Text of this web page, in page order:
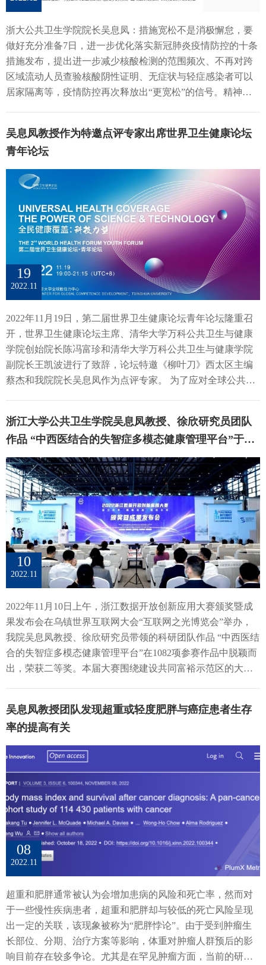
病诊断试剂与疫苗工程技术研究中心发展思路指导下，在学
院建设方面取得的成果；西安交通大学庄贵华教授分享了西
安交大以师资队伍建设为核心，以学科交叉和校地融合为
翼，推动高水平公共卫生学院建设的思路；山东大学孙强教
授分享了在面对学院规模小、科研项目“多小散”、缺乏高层
次学科带头人的学困境时，如何开展科研团队建设。 詹思延
教授作学院建设交流报告王建明教授作学院建设交流报告杨
维中教授作学院建设交流报告夏敏教授作学院建设交流报告
葛胜祥教授作学院建设交流报告庄贵华教授作学院建设交流
学朱善宽教授主持开展了第一场嘉宾讨论。与会嘉宾围绕如
何面对多学科交叉融合创新型公共卫生前沿研究的机遇与挑
战、如何在院内推动不同学科的交流合作、如何针对重大公
共卫生问题开展跨学科团队合作、如何解决校地合作中高校
和政府之间目的趋向不同的矛盾四个问题进行了交流讨论，
为学科和学院建设发展提供了诸多极具参考价值的意见。 嘉
宾讨论（一） 学院建设交流第二环节，分别由浙江大学董恒
进教授、南方医科大学毛琛教授、宁夏医科大学刘志宏教授
和重庆医科大学邱景富教授主持。华中科技大学潘安教授分
享了华科公卫在人才培养、学科研究、师资队伍建设、社会
服务和国际合作等方面取得的重要成果；安徽医科大学王华
教授分享了安医大对4C+育人模式进行探索实践的经验和启
发；四川大学张本教授介绍了华西公卫学院“医防融合”建设
高水平公共卫生学院的成果和展望；山西医科大学王彤教授
MPH专业学位研究生培养现状的差异，总结了我国在培养目
标、培养课程、社会实践和毕业考核等方面存在的不足以及
面临的挑战；吉林大学刘雅文教授介绍了吉大公卫学院科教
协同、立足本省、服务国家的理念，并分享了高水平公共卫
生学院的建设方案；天津医科大学周东明教授介绍了在教育
教学、科学研究、学术交流和平台建设等方面取得的成果，
并对高水平公卫学院建设存在的问题和难点提出建议和设
想。 孙强教授作学院建设交流报告王华教授作学院建设交流
报告张本教授作学院建设交流报告王彤教授作学院建设交流
报告胡国清教授作学院建设交流报告刘雅文教授作学院建设
交流报告周东明教授作学院建设交流报告随后，浙江大学朱
生学院建设、我国公共卫生学院的发展前景、高水平公共卫
生人才的培养等话题展开探讨，对如何弥补医防融合与校地
融合中存在的鸿沟、如何理解科研型和应用型人才培养的矛
盾等问题提出建设性意见。 嘉宾讨论（二）峰会最后，吴息
风院长向与会嘉宾、师生表示衷心的感谢，感谢公卫领域同
仁们对高水平公卫学院建设、学科发展与人才培养提出的真
知灼见，期待广大公卫人继续加强交流合作，共筑新时代公
共卫生建设与发展新篇章。至此，第三届公共卫生建设与发
展高峰论坛院长峰会圆满落幕。文字 | 赵炜幸 张子卿 蒋方圆
图片 | 会场摄影
炎性肠病的环境-基因交互作用基于英国生物银行(UKB)中
429,515欧洲人群的表型和遗传数据，本研究整合多个炎性肠
病相关的遗传多态性位点构建了有效反映复杂疾病遗传风险
的多基因风险评分(PRS)，通过基因-环境交互作用分析发现多
基因遗传风险和睡眠、饮食、饮酒、吸烟、体力活动等健康
生活方式分别与炎性肠病的发病风险独立相关，坚持良好的
生活方式可降低遗传高危群体约50%的炎性肠病发病风险。
这项研究揭示了遗传因素和生活方式对炎性肠病发生的潜在
影响，强调了生活方式干预对遗传高危群体炎性肠病早期防
治的重要意义。论文链接：
https://doi.org/10.14309/ajg.0000000000002180
的转变，建始县正立足本地特色积极探索医养和康养产业的
发展，但仍面临着公共卫生相关专业人才匮乏、业态与服务
方式单一等困境，期望通过此次政校合作能够进一步加强县
域建设。双方参会人员就人才、医保、基层医疗资源、数据
化建设以及此次项目的具体内容等方面开展了热烈的讨论，
为建始县县域公共卫生事业的发展建言献策。 此次签约仪式
高水平公共卫生学院建设单位，二是获批了“健康浙江百万人
群队列”项目。此外，学院在课程与专业教材建设改革、实践
教学改革、多学科交叉人才引进、高水平论文发表、社会服
务、党建引领等方面也获得了显著提升。抓住新机遇，踏上
新征程。报告中，吴院长总结并提出了公共卫生学院未来发
展规划。人才培养方面，要构建好系统、均衡、完善的数智
赋能人才培养体系，落实立德树人，坚持大学科、大专业的
新定位，做好多学科交叉融合，培养好具有家国情怀、国际
视野、使命担当的高素质公共卫生人才。师资队伍方面，要
着力建设政治素质过硬、业务能力精湛、育人水平高超的高
素质教师队伍，并且建立专、兼、跨融合的师资队伍体系。
科学研究方面，要打破公共卫生院系边界，形成以数智公共
卫生为特色，信息技术、生命科学、社会科学等多学科融合
的公共卫生科学研究新高地，搭建好高水平的公共卫生研究
平台来进一步推动多学科交叉研究。社会服务方面，要推进
教学、科研领域全方位的国际交流合作，深度参与全球健康
服务，为区域性公共卫生与健康提供技术支持，助力提升我
国公共卫生在全球健康领域中的影响力和话语权。随后，大
数据健康科学系、流行病与卫生统计学系、环境医学系、营
养与食品卫生学系、毒理学系、社会医学系分别进行了年度
工作汇报。各学科系从科系概况、师资力量、教育教学、学
生培养、科学研究、社会服务等方面对本年度工作成果进行
了报告，并提出了对未来工作的展望。在本年度，各学科系
为中心，为学生提供更高质量的教育教学服务；积极参与国
家重大科学立项以及国际项目合作，产出更具有影响力的标
力；积极投入社会服务，推动科研成果落地转化等，力争发
挥好各科系的专业优势，围绕着健康中国的战略需求，面向
世界生命科技前沿，为建设中国特色的世界一流公共卫生学
院而努力奋斗。本次会议中，求是特聘教授杨仕贵和百人计
划研究员周春、张宁、袁长征、徐欣、刘足云、徐小林、何
威、宋培歌、李雪、李文渊、杨杰、谈笑等分别作了学术报
告。报告围绕学术研究背景和方向、研究内容、主要研究成
果以及未来研究规划等方面展开，报告内容丰富、深入浅
卫生学科研究前沿的创新性工作和阶段性成果，激发了与会
人员的浓厚兴趣，为学科间进一步相互交流打下了基础。会
议最后，参会专家对汇报的内容进行了点评，提供了很多学
院发展的宝贵建议。吴息凤院长、吕黎江书记对本次会议进
行了总结，也对学院未来发展进行了展望。他们充分肯定各
学科系做出的努力及取得的成绩并指出，公共卫生学院正在
稳步前进，越来越多的尖端人才加入了学院，并且已经在各
个领域作出了优秀的成绩。他们强调，要抓住发展的机遇，
在学院发展方向、平台搭建等方面各学科系应该加强交流合
作，凝练方向形成合力，聚焦国家战略和社会需求，注重解
决社会经济发展、改善人民生活水平中出现的实际问题，发
挥好数智赋能和学科融合的优势，助力学科建设和学院改革
发展，为构建更高水平、更具影响力的公共卫生学院添砖加
瓦。
浙大公共卫生学院院长吴息凤：措施宽松不是消极懈怠，要
做好充分准备7日，进一步优化落实新冠肺炎疫情防控的十条
措施发布，提出进一步减少核酸检测的范围频次、不再对跨
区域流动人员查验核酸阴性证明、无症状与轻症感染者可以
居家隔离等，疫情防控再次释放出“更宽松”的信号。精神振
学院院长吴息凤教授，她表示，奥密克戎的毒性大幅降低，
但传染能力很强，这也意味政策更宽松后，可能短期内会出
现感染人数增多的情况，面对压力和挑战，我们要做好充分
的准备。“不能将政策的逐步放开和‘躺平’混为一谈，也不是
一窝蜂地完全放开。” 吴息凤首先指出，要准确理解政策调整
的信号。在她看来，目前的调整是有计划、按步骤、分人群
进行的，如出入中小学、幼儿园、养老院等重点场所仍要求
核酸阴性证明，外出佩戴口罩、勤洗手、减少聚集仍是不变
的健康提醒。这表明，政策放宽不是消极懈怠，我们始终在
更科学地积极作为。那么，我们能够有信心应对未来疫情的
挑战吗？吴息凤给出了十分肯定的答案，她认为，三年的抗
济，取得的成就意义深远，不仅最大化地减少了人民的生命
损失，也为疫苗和药物的研发赢得了宝贵的时间，同时迎来
了病毒毒性减弱的契机，体现出我们完全具备应对大规模公
共健康威胁的能力。”夯实“底气”，也要做足“功课”。“接下
去，要为最后的‘决战’做好充分的思想和物质准备。”吴息凤
说。在这场考验中，每个人作为自身健康的第一责任人，都
扮演着至关重要的角色，“要迅速加强老年人、基础病患者等
重点高危人群的免疫接种，继续积极做好宣传引导，提高公
众自我防护意识，让大家有备无患，避免产生恐慌情绪。”与
此同时，吴息凤表示，全社会都要行动起来。“作为公共卫生
和疾病防控领域的科研工作者，我们始终强调疫情防控的科
学性。面对可能出现的大量新冠感染者就医的情形，可以利
用相关流行病学和临床指标预判危重的概率,进行科学的分流
和引导。其次，还可以利用大数据和人工智能技术持续监
测，建立模型，对感染人数和重症患者数做出合理的研判，
动态调整防控措施。”科学研判下，相关部门要制定好相应的
预防和预案处置措施。各大药店和平台需全力保障各类药品
的储备和供应。对于医疗系统来说，要提前部署医疗分级诊
治程序，ICU病房要强化对重症患者的救治能力，储备好药
物、呼吸机等物资，普通医院的新冠诊治能力也需要全面提
升，做好医院非感染病房的适宜化改造，做到需要时病房可
以快速转化，随时收治新冠患者。【本文转自浙大公共卫生
学院院长吴息凤：措施宽松不是消极懈怠，要做好充分准备
吴息凤教授作为特邀点评专家出席世界卫生健康论坛
青年论坛
19
2022.11
2022年11月19日，第二届世界卫生健康论坛青年论坛隆重召
开，世界卫生健康论坛主席、清华大学万科公共卫生与健康
学院创始院长陈冯富珍和清华大学万科公共卫生与健康学院
副院长王凯波进行了致辞，论坛特邀《柳叶刀》西太区主编
蔡杰和我院院长吴息凤作为点评专家。 为了应对全球公共卫
量”这一主题，诚挚邀请来自全球卫生健康领域的青年学者分
享自己的科研工作，阐述科学技术在卫生健康领域发挥的重
要作用，实现全民健康覆盖，携手构建人类命运共同体。吴
息凤教授作为特邀点评专家出席。点评专家们认真听取了青
年学者们的汇报，并对他们的工作成果进行了客观、专业的
审查。同时专家们也从专业性、可行性等角度向青年学者们
提出了诸多建设性意见和建议，也对他们在公共卫生健康领
域作出的贡献表示了高度的赞扬与肯定，评选出了“世界卫生
健康论坛青年学者奖” 获得者。
浙江大学公共卫生学院吴息凤教授、徐欣研究员团队
作品 “中西医结合的失智症多模态健康管理平台”于浙
江数据开放创新应用大赛获奖
10
2022.11
2022年11月10日上午，浙江数据开放创新应用大赛颁奖暨成
果发布会在乌镇世界互联网大会“互联网之光博览会”举办，
我院吴息凤教授、徐欣研究员带领的科研团队作品 “中西医结
合的失智症多模态健康管理平台”在1082项参赛作品中脱颖而
出，荣获二等奖。本届大赛围绕建设共同富裕示范区的大场
会文明“新风尚”，提升公共卫生服务“新能力”。吴息凤教授、
徐欣研究员科研团队关注阿尔兹海默症群体，通过医疗健康
大数据、人工智能等技术采集分析个体及群体多模态数据，
构建失智症精准预测评估模型，为失智症风险人群提供个性
社区和体检机构使用，显现出该方案的优秀效能。浙江数据
开放创新应用大赛是深入贯彻 “数字浙江”战略，全面实施数
字化改革，加快推进公共数据开放共享下，探索出的一条以
数据开放赋能发展，助力“两个先行”的浙江路径。连续三届
以来，大赛紧扣时代主题，充分发动社会力量，吸引了一大
批有想法、懂技术、敢于创新的优秀企业和科研团队参赛，
目落地转化，不断以“示范效应”带动应用孵化，助力浙江从
制度、技术、生态三方面发力，在确保数据安全的前提下，
实现公共数据“应开放、尽开放”，让数据真正“跑起来、活起
来、用起来”。
吴息凤教授团队发现超重或轻度肥胖与癌症患者生存
率的提高有关
08
2022.11
超重和肥胖通常被认为会增加患病的风险和死亡率，然而对
于一些慢性疾病患者，超重和肥胖却与较低的死亡风险呈现
出一定的关联，该现象被称为“肥胖悖论”。由于受到肿瘤生
长部位、分期、治疗方案等影响，体重对肿瘤人群预后的影
响目前存在较多争论。尤其是在罕见肿瘤方面，当前的研究